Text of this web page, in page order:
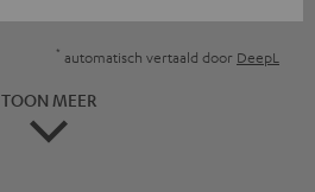
* automatisch vertaald door DeepL
TOON MEER